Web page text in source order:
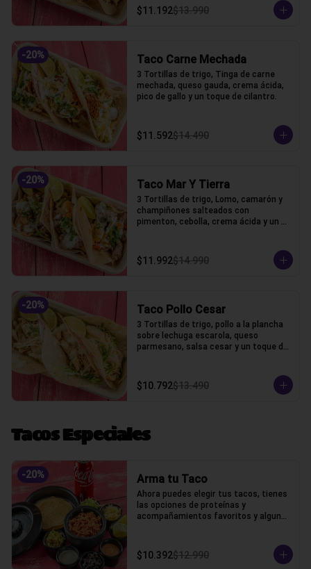
$11.192$13.990
-20% Taco Carne Mechada
3 Tortillas de trigo, Tinga de carne
mechada, queso gauda, crema ácida,
pico de gallo y un toque de cilantro.
$11.592$14.490
-20% Taco Mar Y Tierra
3 Tortillas de trigo, Lomo, camarón y
champiñones salteados con
pimenton, cebolla, crema ácida y un
$11.992$14.990
-20% Taco Pollo Cesar
3 Tortillas de trigo, pollo a la plancha
sobre lechuga escarola, queso
parmesano, salsa cesar y un toque de
$10.792$13.490
Tacos Especiales
-20% Arma tu Taco
Ahora puedes elegir tus tacos, tienes
las opciones de proteínas y
acompañamientos favoritos y algunos
$10.392$12.990